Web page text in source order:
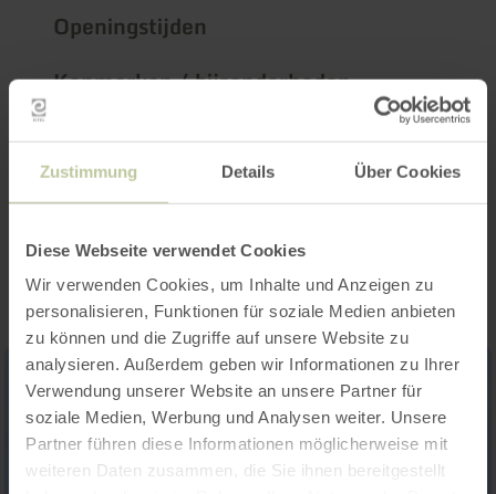
Zustimmung Details Über Cookies
Diese Webseite verwendet Cookies
Wir verwenden Cookies, um Inhalte und Anzeigen zu
personalisieren, Funktionen für soziale Medien anbieten
zu können und die Zugriffe auf unsere Website zu
analysieren. Außerdem geben wir Informationen zu Ihrer
Verwendung unserer Website an unsere Partner für
soziale Medien, Werbung und Analysen weiter. Unsere
Partner führen diese Informationen möglicherweise mit
weiteren Daten zusammen, die Sie ihnen bereitgestellt
Openingstijden
Kenmerken / bijzonderheden
Categorieën
Impressies